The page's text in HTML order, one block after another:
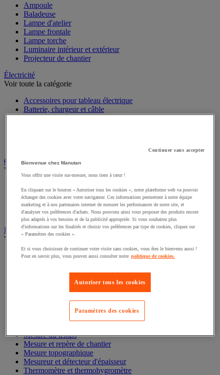
Ampoule
Baladeuse
Lampe d'atelier
Lampe frontale
Lampe torche
Luminaire intérieur et extérieur
Projecteur de chantier
Électricité
Voir toute la catégorie
Accessoires pour tableau électrique
Batterie, chargeur et câble
Câble électrique
Graissage et lubrifiant
Voir toute la catégorie
Anti-adhérent
Graisse et huile
Lubrifiant et dégrippant
Outils de graissage
Instrument de mesure
Voir toute la catégorie
Balance industrielle
Équipement optique
Instrument de mesure de laboratoire
Mesure de distance
Mesure de la vitesse
Mesure du temps
Mesure et repère de chantier
Mesure topographique
Mesureur et détecteur d'épaisseur
Thermomètre et thermohygromètre
Continuer sans accepter
Bienvenue chez Manutan
Vous offrir une visite sur-mesure, nous tient à cœur !
En cliquant sur le bouton « Autoriser tous les cookies », notre plateforme web va pouvoir
échanger des cookies avec votre navigateur. Ces informations permettent à notre équipe
marketing et à nos partenaires internet de mesurer les performances de notre site, et
d'analyser vos préférences d'achats. Nous pouvons ainsi vous proposer des produits encore
plus adaptés à vos besoins et de la publicité appropriée. Si vous souhaitez plus
d'informations sur les finalités et choisir vos préférences par type de cookies, cliquez sur
« Paramètres des cookies ».
Et si vous choisissez de continuer votre visite sans cookies, vous êtes le bienvenu aussi !
Pour en savoir plus, vous pouvez aussi consulter notre politique de cookies.
Autoriser tous les cookies
Paramètres des cookies